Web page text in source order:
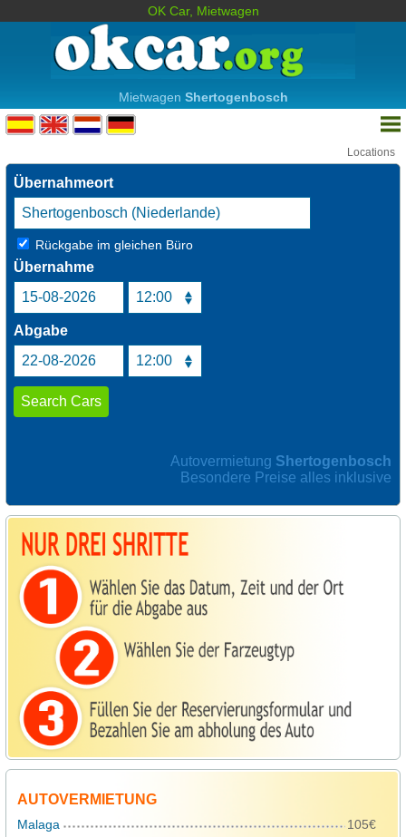
OK Car, Mietwagen
Mietwagen Shertogenbosch
Autovermietung Shertogenbosch
Besondere Preise alles inklusive
Locations
Übernahmeort
Rückgabe im gleichen Büro
Übernahme
Abgabe
AUTOVERMIETUNG
Malaga
105€